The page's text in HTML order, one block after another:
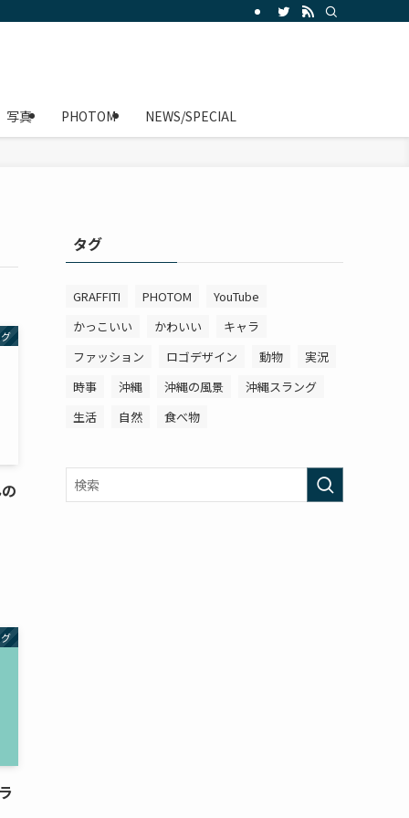
写真 PHOTOM NEWS/SPECIAL
タグ
GRAFFITI PHOTOM
YouTube
かっこいい
かわいい
キャラ
ファッション
ロゴデザイン 動物
実況
時事
沖縄 沖縄の風景
沖縄スラング
生活
自然 食べ物